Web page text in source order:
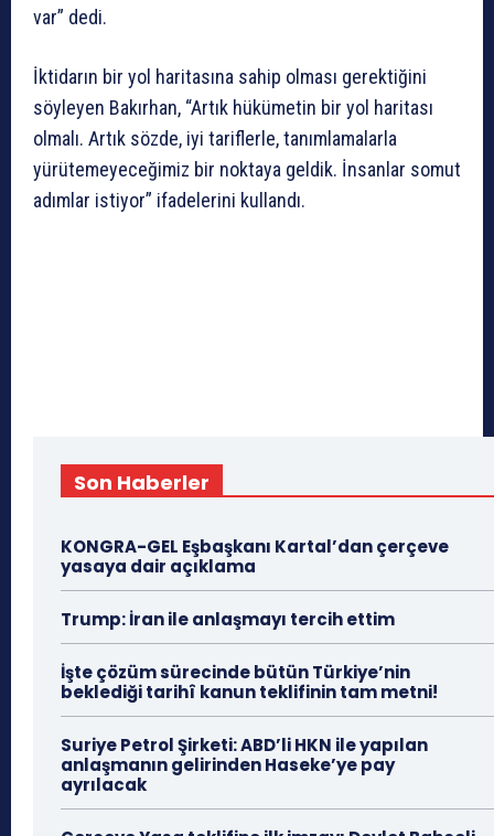
var” dedi.
İktidarın bir yol haritasına sahip olması gerektiğini
söyleyen Bakırhan, “Artık hükümetin bir yol haritası
olmalı. Artık sözde, iyi tariflerle, tanımlamalarla
yürütemeyeceğimiz bir noktaya geldik. İnsanlar somut
adımlar istiyor” ifadelerini kullandı.
Son Haberler
KONGRA-GEL Eşbaşkanı Kartal’dan çerçeve
yasaya dair açıklama
Trump: İran ile anlaşmayı tercih ettim
İşte çözüm sürecinde bütün Türkiye’nin
beklediği tarihî kanun teklifinin tam metni!
Suriye Petrol Şirketi: ABD’li HKN ile yapılan
anlaşmanın gelirinden Haseke’ye pay
ayrılacak